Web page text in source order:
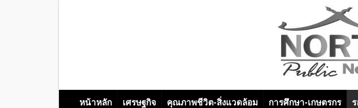
หน้าหลัก เศรษฐกิจ คุณภาพชีวิต-สิ่งแวดล้อม การศึกษา-เกษตรกร